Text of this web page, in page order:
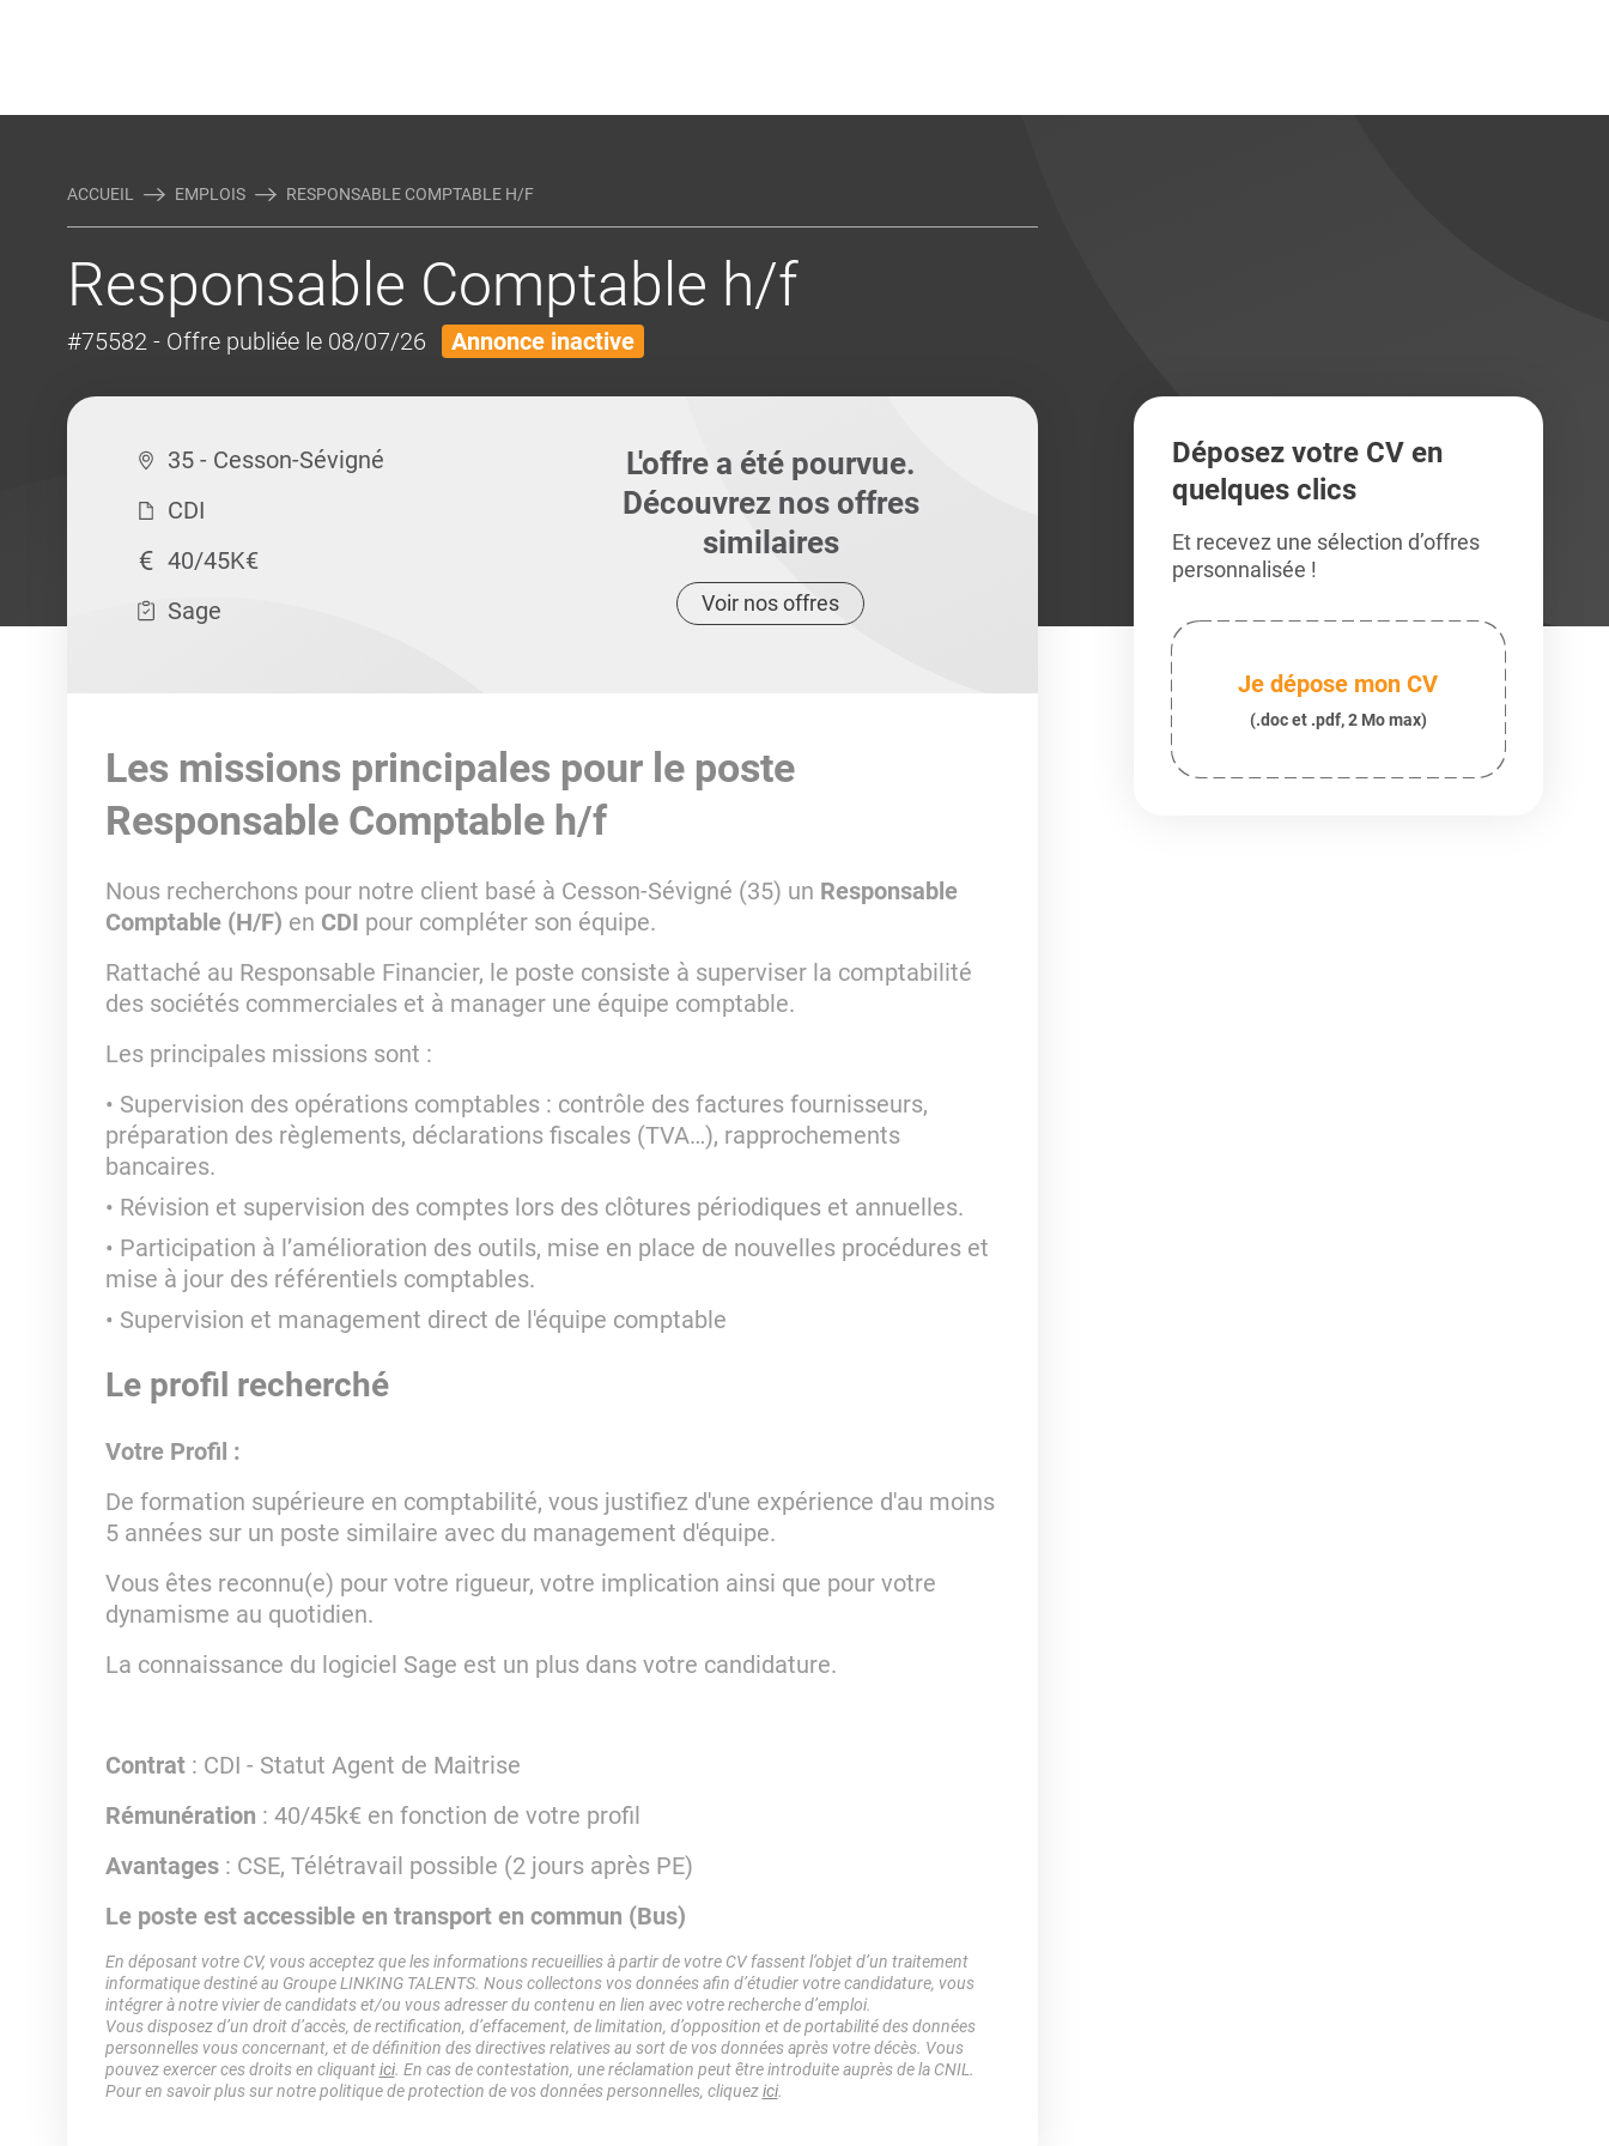
ACCUEIL EMPLOIS RESPONSABLE COMPTABLE H/F
Responsable Comptable h/f
#75582 - Offre publiée le 08/07/26 Annonce inactive
35 - Cesson-Sévigné
CDI
40/45K€
Sage
L'offre a été pourvue.
Découvrez nos offres
similaires
Voir nos offres
Les missions principales pour le poste
Responsable Comptable h/f
Nous recherchons pour notre client basé à Cesson-Sévigné (35) un Responsable
Comptable (H/F) en CDI pour compléter son équipe.
Rattaché au Responsable Financier, le poste consiste à superviser la comptabilité
des sociétés commerciales et à manager une équipe comptable.
Les principales missions sont :
Supervision des opérations comptables : contrôle des factures fournisseurs,
préparation des règlements, déclarations fiscales (TVA…), rapprochements
bancaires.
Révision et supervision des comptes lors des clôtures périodiques et annuelles.
Participation à l’amélioration des outils, mise en place de nouvelles procédures et
mise à jour des référentiels comptables.
Supervision et management direct de l'équipe comptable
Le profil recherché
Votre Profil :
De formation supérieure en comptabilité, vous justifiez d'une expérience d'au moins
5 années sur un poste similaire avec du management d'équipe.
Vous êtes reconnu(e) pour votre rigueur, votre implication ainsi que pour votre
dynamisme au quotidien.
La connaissance du logiciel Sage est un plus dans votre candidature.
Contrat : CDI - Statut Agent de Maitrise
Rémunération : 40/45k€ en fonction de votre profil
Avantages : CSE, Télétravail possible (2 jours après PE)
Le poste est accessible en transport en commun (Bus)
En déposant votre CV, vous acceptez que les informations recueillies à partir de votre CV fassent l’objet d’un traitement
informatique destiné au Groupe LINKING TALENTS. Nous collectons vos données afin d’étudier votre candidature, vous
intégrer à notre vivier de candidats et/ou vous adresser du contenu en lien avec votre recherche d’emploi.
Vous disposez d’un droit d’accès, de rectification, d’effacement, de limitation, d’opposition et de portabilité des données
personnelles vous concernant, et de définition des directives relatives au sort de vos données après votre décès. Vous
pouvez exercer ces droits en cliquantici. En cas de contestation, une réclamation peut être introduite auprès de la CNIL.
Pour en savoir plus sur notre politique de protection de vos données personnelles, cliquezici.
Déposez votre CV en
quelques clics
Et recevez une sélection d’offres
personnalisée !
Je dépose mon CV
(.doc et .pdf, 2 Mo max)